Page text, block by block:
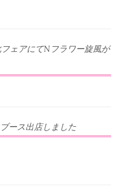
ェアにてNフラワー旋風が
ース出店しました